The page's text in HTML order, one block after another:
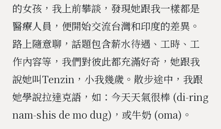
的女孩，我上前攀談，發現她跟我一樣都是
醫療人員，便開始交流台灣和印度的差異。
路上隨意聊，話題包含薪水待遇、工時、工
作內容等，我們對彼此都充滿好奇，她跟我
說她叫Tenzin，小我幾歲。散步途中，我跟
她學說拉達克語，如：今天天氣很棒 (di-ring
nam-shis de mo dug)，或牛奶 (oma)。